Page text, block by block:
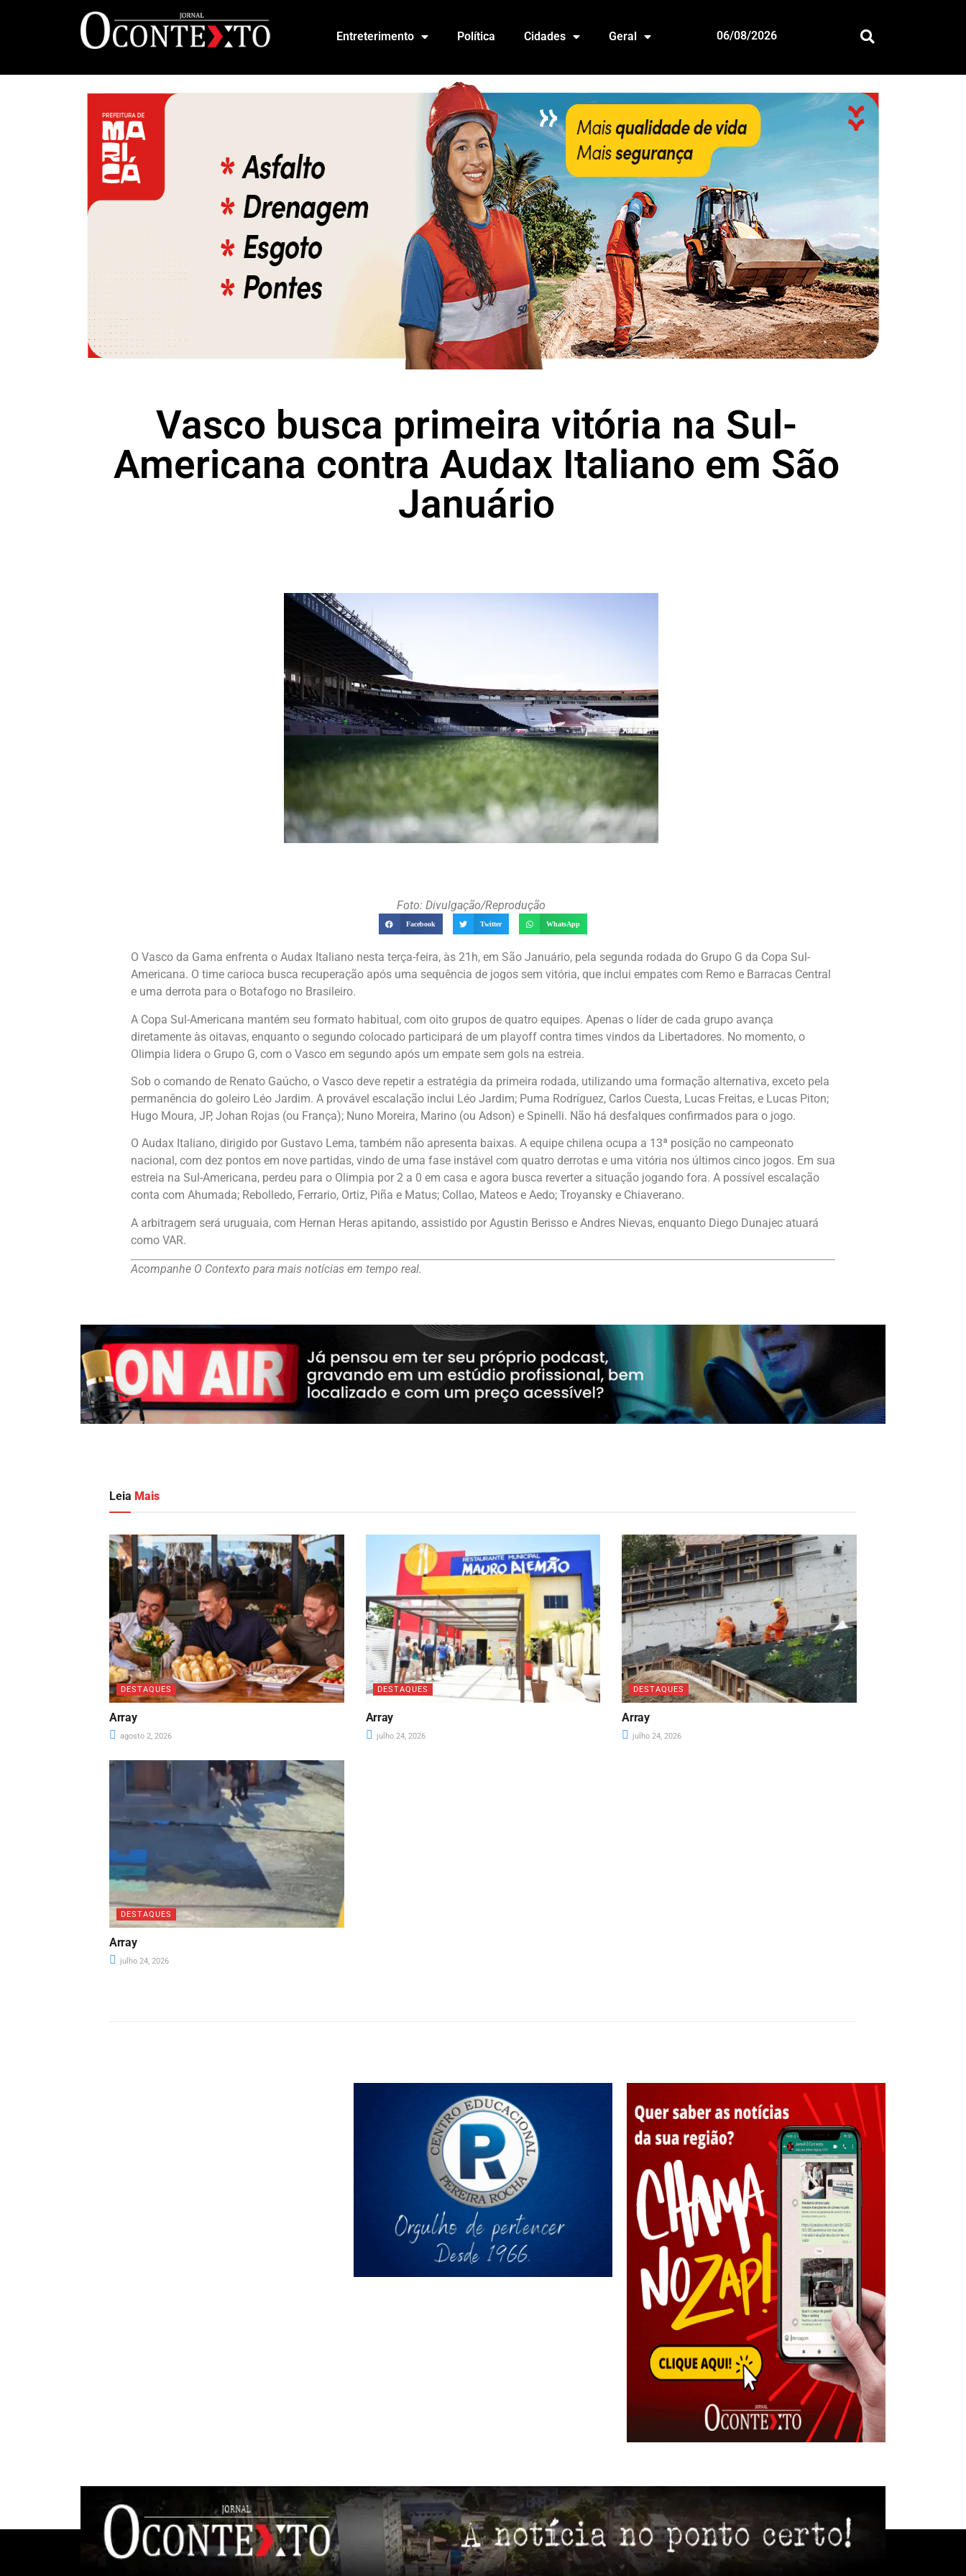
Entreterimento Política Cidades Geral 06/08/2026
Vasco busca primeira vitória na Sul-
Americana contra Audax Italiano em São
Januário
Foto: Divulgação/Reprodução
Facebook Twitter WhatsApp
O Vasco da Gama enfrenta o Audax Italiano nesta terça-feira, às 21h, em São Januário, pela segunda rodada do Grupo G da Copa Sul-
Americana. O time carioca busca recuperação após uma sequência de jogos sem vitória, que inclui empates com Remo e Barracas Central
e uma derrota para o Botafogo no Brasileiro.
A Copa Sul-Americana mantém seu formato habitual, com oito grupos de quatro equipes. Apenas o líder de cada grupo avança
diretamente às oitavas, enquanto o segundo colocado participará de um playoff contra times vindos da Libertadores. No momento, o
Olimpia lidera o Grupo G, com o Vasco em segundo após um empate sem gols na estreia.
Sob o comando de Renato Gaúcho, o Vasco deve repetir a estratégia da primeira rodada, utilizando uma formação alternativa, exceto pela
permanência do goleiro Léo Jardim. A provável escalação inclui Léo Jardim; Puma Rodríguez, Carlos Cuesta, Lucas Freitas, e Lucas Piton;
Hugo Moura, JP, Johan Rojas (ou França); Nuno Moreira, Marino (ou Adson) e Spinelli. Não há desfalques confirmados para o jogo.
O Audax Italiano, dirigido por Gustavo Lema, também não apresenta baixas. A equipe chilena ocupa a 13ª posição no campeonato
nacional, com dez pontos em nove partidas, vindo de uma fase instável com quatro derrotas e uma vitória nos últimos cinco jogos. Em sua
estreia na Sul-Americana, perdeu para o Olimpia por 2 a 0 em casa e agora busca reverter a situação jogando fora. A possível escalação
conta com Ahumada; Rebolledo, Ferrario, Ortiz, Piña e Matus; Collao, Mateos e Aedo; Troyansky e Chiaverano.
A arbitragem será uruguaia, com Hernan Heras apitando, assistido por Agustin Berisso e Andres Nievas, enquanto Diego Dunajec atuará
como VAR.
Acompanhe O Contexto para mais notícias em tempo real.
Leia Mais
DESTAQUES
Array
agosto 2, 2026
DESTAQUES
Array
julho 24, 2026
DESTAQUES
Array
julho 24, 2026
DESTAQUES
Array
julho 24, 2026